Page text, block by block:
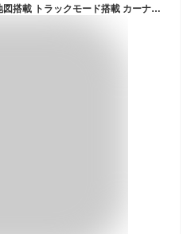
【期間限定★特価】2026年度版地図搭載 トラックモード搭載 カーナビ ポータブルナビ 9インチ ワンセグ搭載 12V/24V対応 TV テレビ トラックナビ